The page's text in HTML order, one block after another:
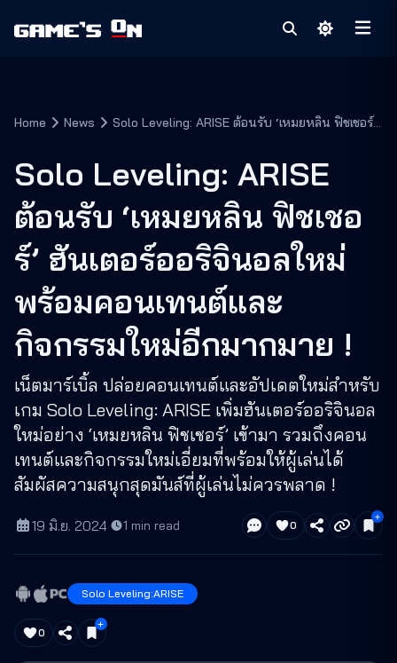
Home News
Solo Leveling: ARISE ต้อนรับ ‘เหมยหลิน ฟิชเชอร์’
Solo Leveling: ARISE
ต้อนรับ ‘เหมยหลิน ฟิชเชอ
ร์’ ฮันเตอร์ออริจินอลใหม่
พร้อมคอนเทนต์และ
กิจกรรมใหม่อีกมากมาย !
เน็ตมาร์เบิ้ล ปล่อยคอนเทนต์และอัปเดตใหม่สำหรับ
เกม Solo Leveling: ARISE เพิ่มฮันเตอร์ออริจินอล
ใหม่อย่าง ‘เหมยหลิน ฟิชเชอร์’ เข้ามา รวมถึงคอน
เทนต์และกิจกรรมใหม่เอี่ยมที่พร้อมให้ผู้เล่นได้
สัมผัสความสนุกสุดมันส์ที่ผู้เล่นไม่ควรพลาด !
19 มิ.ย. 2024· 1 min read 0
Solo Leveling:ARISE
0